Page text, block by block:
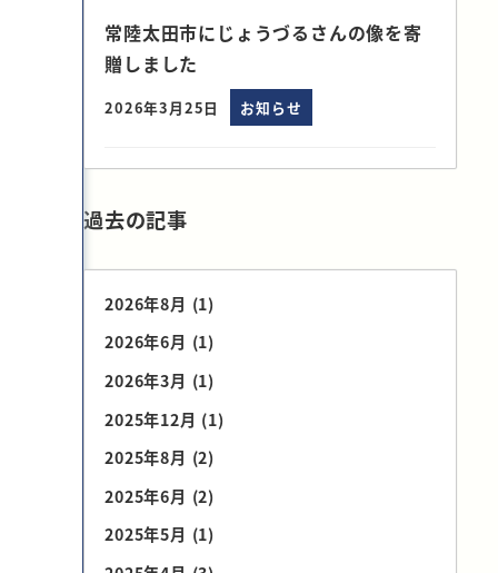
常陸太田市にじょうづるさんの像を寄
贈しました
2026年3月25日 お知らせ
過去の記事
2026年8月 (1)
2026年6月 (1)
2026年3月 (1)
2025年12月 (1)
2025年8月 (2)
2025年6月 (2)
2025年5月 (1)